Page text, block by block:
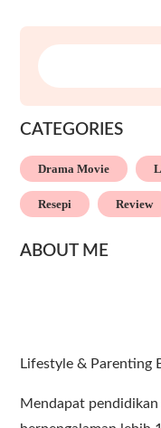
SEARCH
CATEGORIES
Drama Movie
Resepi Review
ABOUT ME
Lifestyle & Parenting
Mendapat